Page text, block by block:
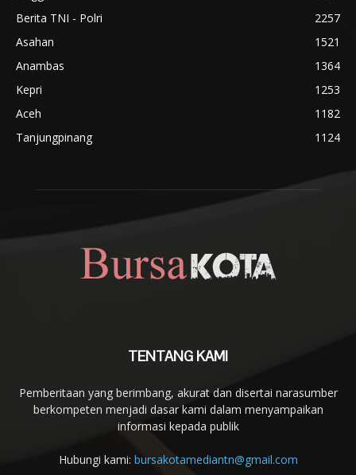
Berita TNI - Polri
2257
Asahan
1521
Anambas
1364
Kepri
1253
Aceh
1182
Tanjungpinang
1124
TENTANG KAMI
Pemberitaan yang berimbang, akurat dan disertai narasumber
berkompeten menjadi dasar kami dalam menyampaikan
informasi kepada publik
Hubungi kami: bursakotamediantn@gmail.com